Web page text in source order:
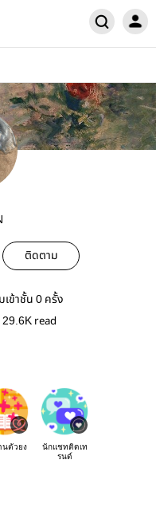
ติดตาม
เข้าชั้น 0 ครั้ง
29.6K read
นตัวยง
นักแชทติดเท
รนด์